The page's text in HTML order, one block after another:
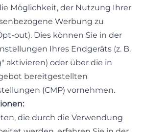
Möglichkeit, der Nutzung Ihrer
Werbung zu
out). Dies können Sie in der
Ihres Endgeräts (z. B.
aktivieren) oder über die in
bereitgestellten
(CMP) vornehmen.
die durch die Verwendung